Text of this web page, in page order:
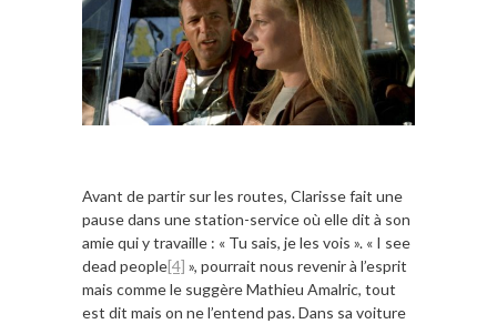
Avant de partir sur les routes, Clarisse fait une
pause dans une station-service où elle dit à son
amie qui y travaille : « Tu sais, je les vois ». « I see
dead people[4] », pourrait nous revenir à l’esprit
mais comme le suggère Mathieu Amalric, tout
est dit mais on ne l’entend pas. Dans sa voiture